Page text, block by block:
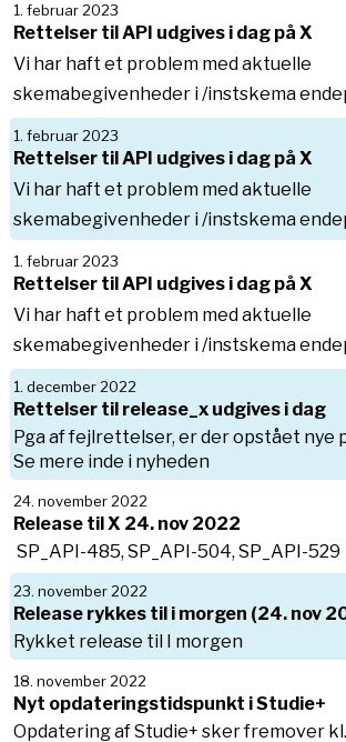
1. februar 2023
Rettelser til API udgives i dag på X
Vi har haft et problem med aktuelle
skemabegivenheder i /instskema
1. februar 2023
Rettelser til API udgives i dag på X
Vi har haft et problem med aktuelle
skemabegivenheder i /instskema
1. februar 2023
Rettelser til API udgives i dag på X
Vi har haft et problem med aktuelle
skemabegivenheder i /instskema
1. december 2022
Rettelser til release_x udgives i dag
Pga af fejlrettelser, er der opstået nye
Se mere inde i nyheden
24. november 2022
Release til X 24. nov 2022
SP_API-485, SP_API-504, SP_API-529
23. november 2022
Release rykkes til i morgen (24. nov
Rykket release til I morgen
18. november 2022
Nyt opdateringstidspunkt i Studie+
Opdatering af Studie+ sker fremover